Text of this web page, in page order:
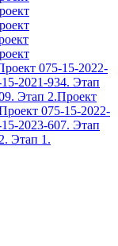
075-15-2022-
2021-934. Этап
Этап 2.Проект
075-15-2022-
2023-607. Этап
Этап 1.